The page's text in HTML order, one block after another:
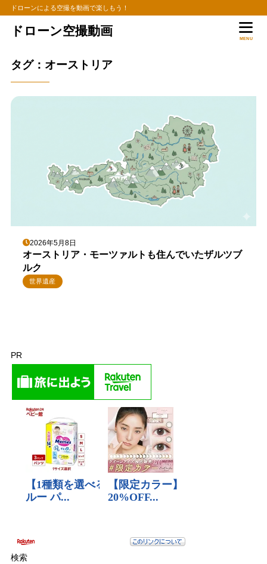
ドローンによる空撮を動画で楽しもう！
ドローン空撮動画
MENU
タグ：オーストリア
2026年5月8日
オーストリア・モーツァルトも住んでいたザルツブ
ルク
世界遺産
PR
検索